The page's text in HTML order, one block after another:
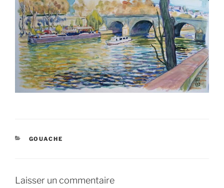
CATÉGORIES
GOUACHE
Laisser un commentaire